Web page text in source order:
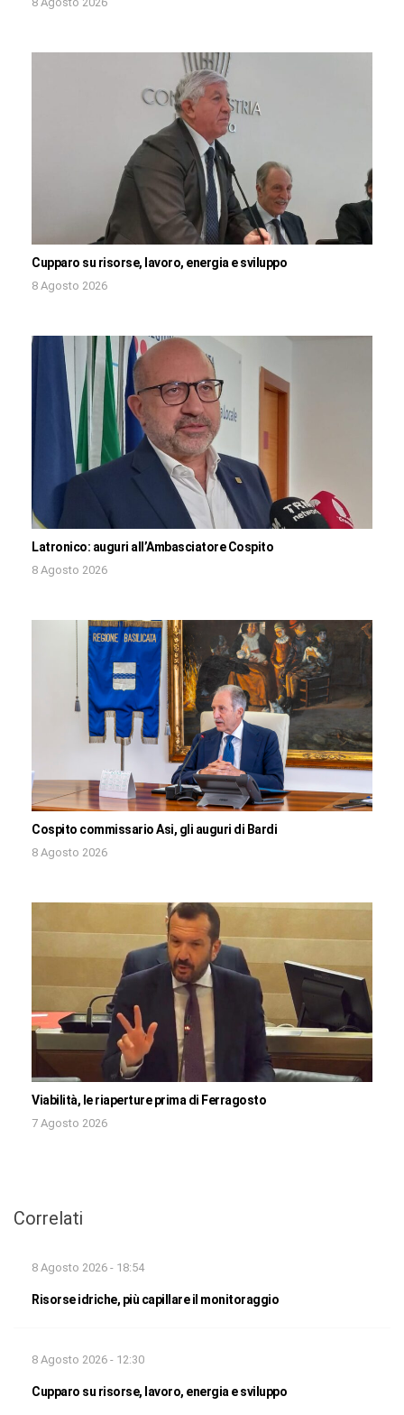
Cupparo su risorse, lavoro, energia e sviluppo
8 Agosto 2026
Latronico: auguri all’Ambasciatore Cospito
8 Agosto 2026
Cospito commissario Asi, gli auguri di Bardi
8 Agosto 2026
Viabilità, le riaperture prima di Ferragosto
7 Agosto 2026
Correlati
8 Agosto 2026 - 18:54
Risorse idriche, più capillare il monitoraggio
8 Agosto 2026 - 12:30
Cupparo su risorse, lavoro, energia e sviluppo